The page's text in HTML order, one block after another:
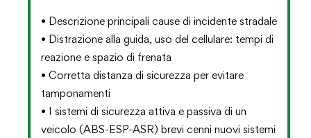
• Descrizione principali cause di incidente stradale
• Distrazione alla guida, uso del cellulare: tempi di
reazione e spazio di frenata
• Corretta distanza di sicurezza per evitare
tamponamenti
• I sistemi di sicurezza attiva e passiva di un
veicolo (ABS-ESP-ASR) brevi cenni nuovi sistemi